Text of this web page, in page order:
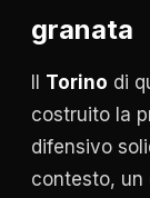
granata
Il Torino di
costruito la
difensivo
contesto, un